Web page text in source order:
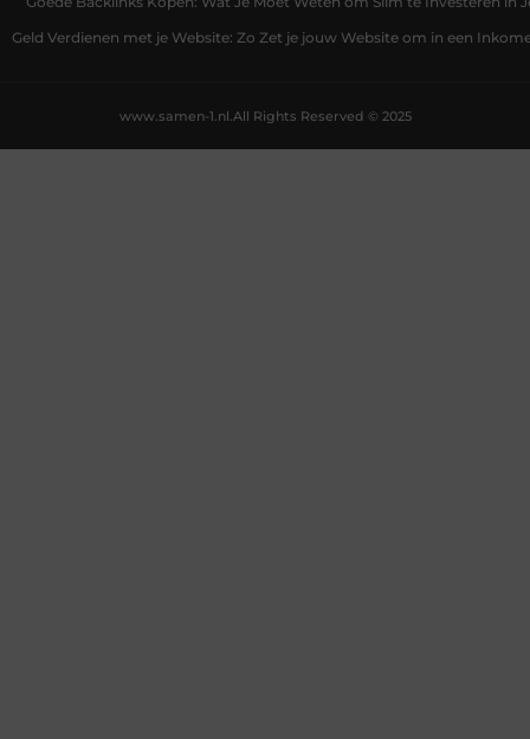
Geld Verdienen met je Website: Zo Zet je jouw Website om in een
All Rights Reserved © 2025
www.samen-1.nl.